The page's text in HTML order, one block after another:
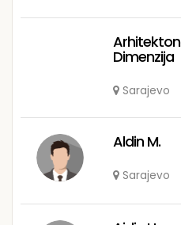
Dimenzija
Sarajevo
Aldin M.
Sarajevo